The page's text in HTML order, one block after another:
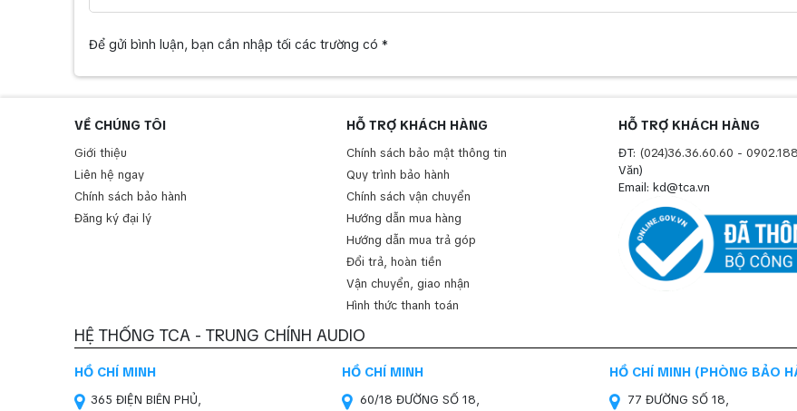
Để gửi bình luận, bạn cần nhập tối các trường có *
VỀ CHÚNG TÔI
Giới thiệu
Liên hệ ngay
Chính sách bảo hành
Đăng ký đại lý
HỖ TRỢ KHÁCH HÀNG
Chính sách bảo mật thông tin
Quy trình bảo hành
Chính sách vận chuyển
Hướng dẫn mua hàng
Hướng dẫn mua trả góp
Đổi trả, hoàn tiền
Vận chuyển, giao nhận
Hình thức thanh toán
HỖ TRỢ KHÁCH HÀNG
ĐT: (024)36.36.60.60 -
Văn)
Email: kd@tca.vn
HỆ THỐNG TCA - TRUNG CHÍNH AUDIO
HỒ CHÍ MINH
365 ĐIỆN BIÊN PHỦ,
HỒ CHÍ MINH
60/18 ĐƯỜNG SỐ 18,
HỒ CHÍ MINH (PHÒNG BẢO
77 ĐƯỜNG SỐ 18,